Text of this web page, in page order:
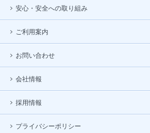
安心・安全への取り組み
ご利用案内
お問い合わせ
会社情報
採用情報
プライバシーポリシー